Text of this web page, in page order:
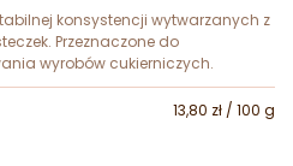
konsystencji wytwarzanych z
Przeznaczone do
wyrobów cukierniczych.
13,80 zł / 100 g